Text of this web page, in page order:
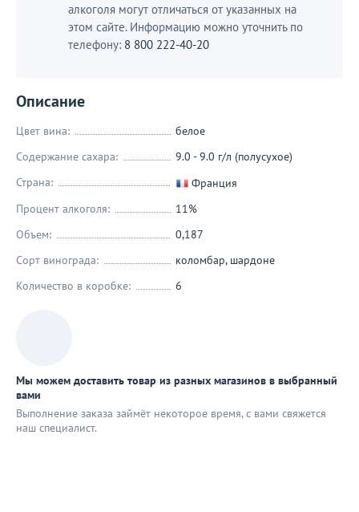
алкоголя могут отличаться от указанных на
этом сайте. Информацию можно уточнить по
телефону: 8 800 222-40-20
Описание
Цвет вина:
белое
Содержание сахара:
9.0 - 9.0 г/л (полусухое)
Страна:
Франция
Процент алкоголя:
11%
Объем:
0,187
Сорт винограда:
коломбар, шардоне
Количество в коробке:
6
Мы можем доставить товар из разных магазинов в выбранный
вами
Выполнение заказа займёт некоторое время, с вами свяжется
наш специaлист.